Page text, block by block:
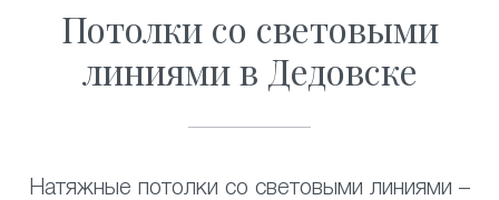
Потолки со световыми
линиями в Дедовске
Натяжные потолки со световыми линиями –